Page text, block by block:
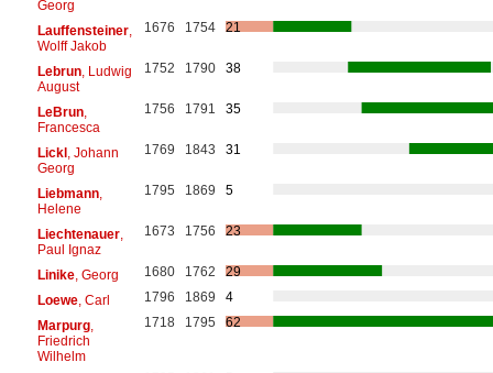
Georg
Lauffensteiner,
Wolff Jakob
1676 1754 21
Lebrun, Ludwig
August
1752 1790 38
LeBrun,
Francesca
1756 1791 35
Lickl, Johann
Georg
1769 1843 31
Liebmann,
Helene
1795 1869 5
Liechtenauer,
Paul Ignaz
1673 1756 23
Linike, Georg 1680 1762
29
Loewe, Carl 1796 1869
4
Marpurg,
Friedrich
Wilhelm
1718 1795 62